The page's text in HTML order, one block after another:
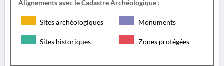
Alignements avec le Cadastre Archéologique :
Sites archéologiques Monuments
Sites historiques Zones protégées